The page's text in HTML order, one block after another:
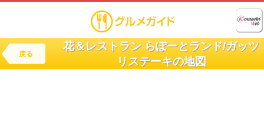
戻る
花＆レストラン らぽーとランド/ガッツ
リステーキの地図